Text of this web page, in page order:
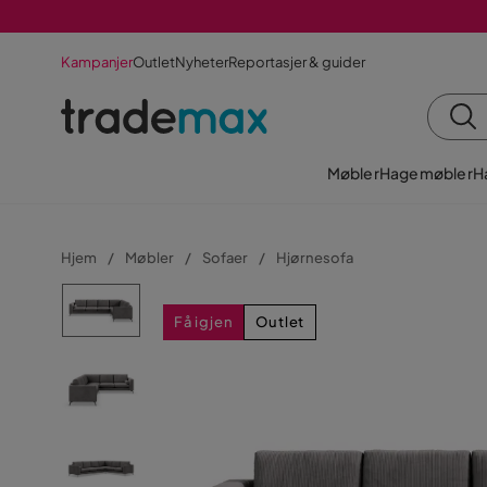
KampanjerOutletNyheterReportasjer & guider
MøblerHagemøbler
Hjem Møbler Sofaer Hjørnesofa
Få igjen Outlet